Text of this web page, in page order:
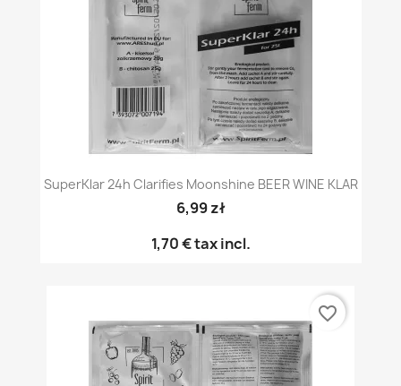
SuperKlar 24h Clarifies Moonshine BEER WINE KLAR
6,99 zł
1,70 €tax incl.
favorite_border